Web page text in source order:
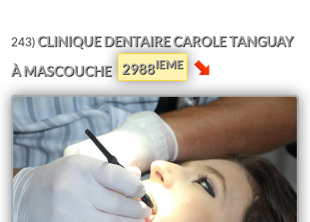
243)CLINIQUE DENTAIRE CAROLE TANGUAY
À MASCOUCHE
2988IEME